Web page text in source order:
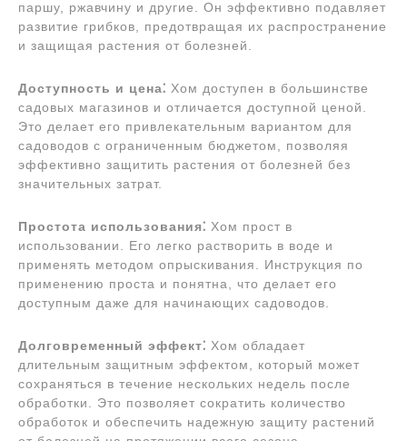
паршу, ржавчину и другие. Он эффективно подавляет
развитие грибков, предотвращая их распространение
и защищая растения от болезней.
Доступность и цена⁚ Хом доступен в большинстве
садовых магазинов и отличается доступной ценой.
Это делает его привлекательным вариантом для
садоводов с ограниченным бюджетом, позволяя
эффективно защитить растения от болезней без
значительных затрат.
Простота использования⁚ Хом прост в
использовании. Его легко растворить в воде и
применять методом опрыскивания. Инструкция по
применению проста и понятна, что делает его
доступным даже для начинающих садоводов.
Долговременный эффект⁚ Хом обладает
длительным защитным эффектом, который может
сохраняться в течение нескольких недель после
обработки. Это позволяет сократить количество
обработок и обеспечить надежную защиту растений